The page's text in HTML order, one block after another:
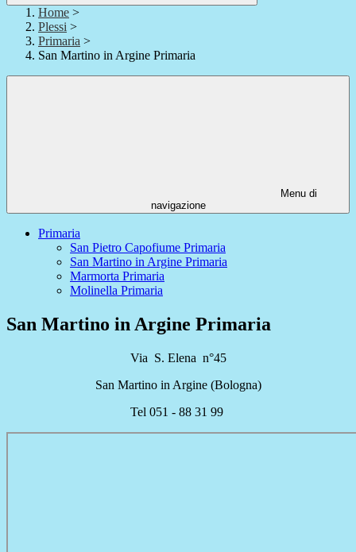
Home >
Plessi >
Primaria >
San Martino in Argine Primaria
Menu di
navigazione
Primaria
San Pietro Capofiume Primaria
San Martino in Argine Primaria
Marmorta Primaria
Molinella Primaria
San Martino in Argine Primaria
Via S. Elena n°45
San Martino in Argine (Bologna)
Tel 051 - 88 31 99